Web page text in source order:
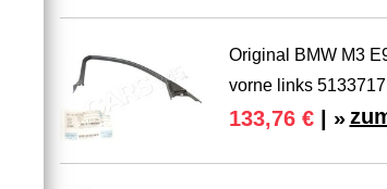
Original BMW M3
vorne links
133,76 €| »